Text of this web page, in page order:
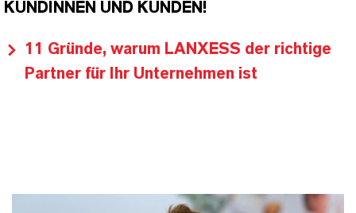
KUNDINNEN UND KUNDEN!
11 Gründe, warum LANXESS der richtige
Partner für Ihr Unternehmen ist